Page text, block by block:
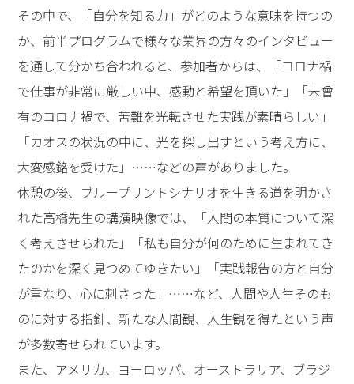
その中で、「自分を知る力」がどのような意味を持つの
か、前半プログラムで様々な業界の方々のインタビュー
を通して分かち合われると、参加者からは、「コロナ禍
で仕事が非常に厳しい中、感動と希望を頂いた」「未曾
有のコロナ禍で、苦難を光転させた実践が素晴らしい」
「カオスの状況の中に、光を探し出すという考え方に、
大変感銘を受けた」……などの声がありました。
休憩の後、ブループリントシナリオを生きる道を明かさ
れた高橋先生の講演映像では、「人間の本質について深
く考えさせられた」「私も自分が何のために生まれてき
たのかを深く見つめてゆきたい」「実践報告の方と自分
が重なり、心に刺さった」……など、人間や人生そのも
のに対する指針、新たな人間観、人生観を得たという声
が多数寄せられています。
また、アメリカ、ヨーロッパ、オーストラリア、ブラジ